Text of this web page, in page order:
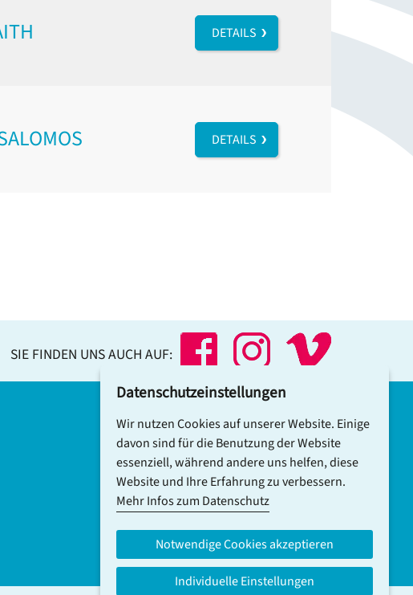
DETAILS
DETAILS
SIE FINDEN UNS AUCH AUF:
DCV-NEWSLETTER ABONNIEREN
Datenschutzeinstellungen
Wir nutzen Cookies auf unserer Website. Einige
davon sind für die Benutzung der Website
essenziell, während andere uns helfen, diese
Website und Ihre Erfahrung zu verbessern.
Mehr Infos zum Datenschutz
Notwendige Cookies akzeptieren
Individuelle Einstellungen